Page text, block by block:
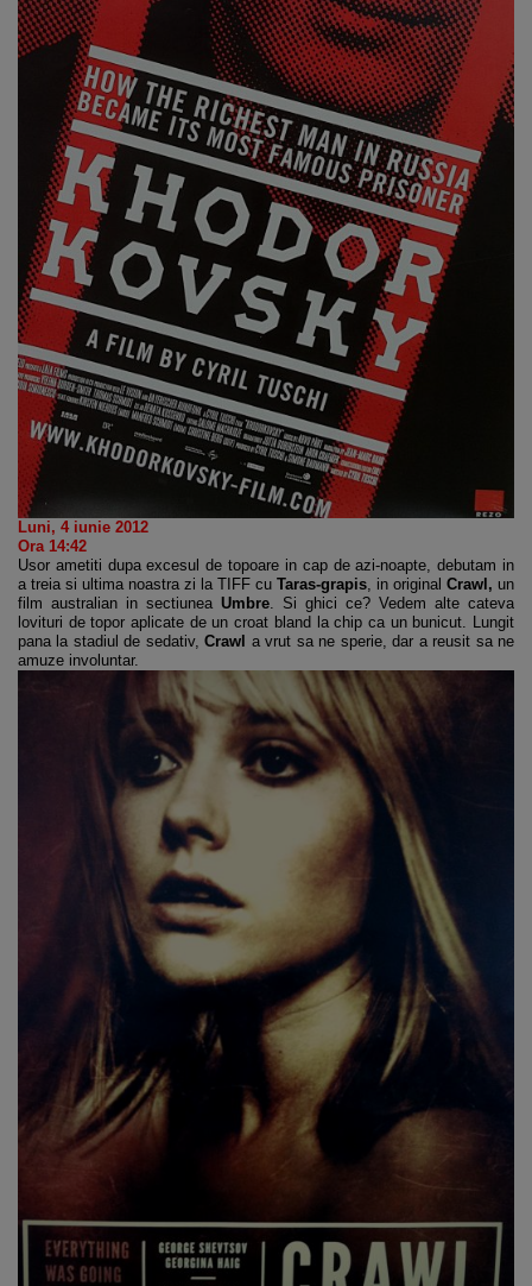
Luni, 4 iunie 2012
Ora 14:42
Usor ametiti dupa excesul de topoare in cap de azi-noapte, debutam in
a treia si ultima noastra zi la TIFF cu Taras-grapis , in original Crawl, un
film australian in sectiunea Umbre . Si ghici ce? Vedem alte cateva
lovituri de topor aplicate de un croat bland la chip ca un bunicut. Lungit
pana la stadiul de sedativ, Crawl a vrut sa ne sperie, dar a reusit sa ne
amuze involuntar.